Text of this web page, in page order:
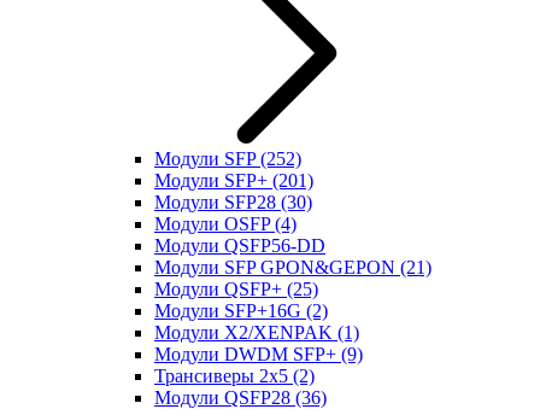
Модули SFP(252)
Модули SFP+ (201)
Модули SFP28 (30)
Модули OSFP(4)
Модули QSFP56-DD
Модули SFP GPON&GEPON (21)
Модули QSFP+ (25)
Модули SFP+16G (2)
Модули X2/XENPAK (1)
Модули DWDM SFP+ (9)
Трансиверы 2x5 (2)
Модули QSFP28 (36)